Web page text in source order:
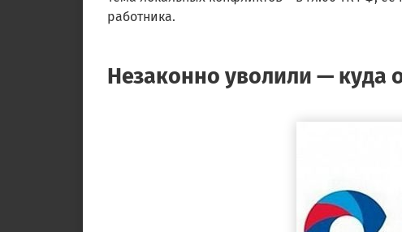
работника.
Незаконно уволили — куда